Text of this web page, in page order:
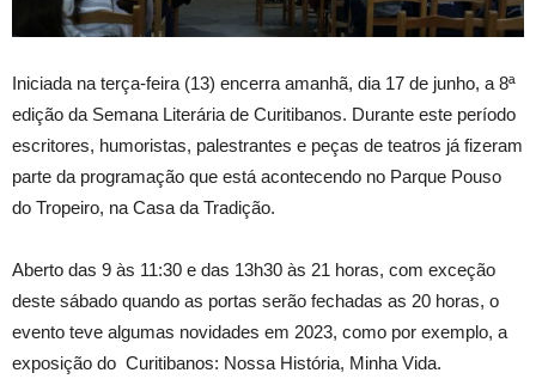
Iniciada na terça-feira (13) encerra amanhã, dia 17 de junho, a 8ª
edição da Semana Literária de Curitibanos. Durante este período
escritores, humoristas, palestrantes e peças de teatros já fizeram
parte da programação que está acontecendo no Parque Pouso
do Tropeiro, na Casa da Tradição.
Aberto das 9 às 11:30 e das 13h30 às 21 horas, com exceção
deste sábado quando as portas serão fechadas as 20 horas, o
evento teve algumas novidades em 2023, como por exemplo, a
exposição do Curitibanos: Nossa História, Minha Vida.